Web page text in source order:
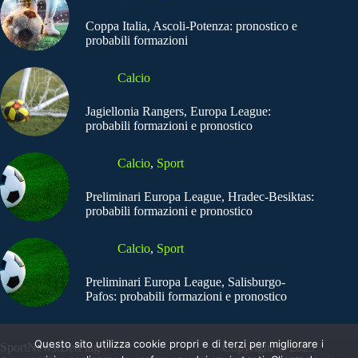
Coppa Italia, Ascoli-Potenza: pronostico e
probabili formazioni
Calcio
Jagiellonia Rangers, Europa League:
probabili formazioni e pronostico
Calcio, Sport
Preliminari Europa League, Hradec-Besiktas:
probabili formazioni e pronostico
Calcio, Sport
Preliminari Europa League, Salisburgo-
Pafos: probabili formazioni e pronostico
SportNews.BetFlag -
Copyright © 2025
Questo sito utilizza cookie propri e di terzi per migliorare i